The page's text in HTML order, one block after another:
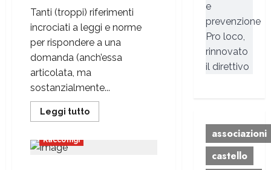
Tanti (troppi) riferimenti
incrociati a leggi e norme
per rispondere a una
domanda (anch’essa
articolata, ma
sostanzialmente...
Leggi tutto
Racconigi
e
prevenzione
Pro loco,
rinnovato
il direttivo
associazioni
castello